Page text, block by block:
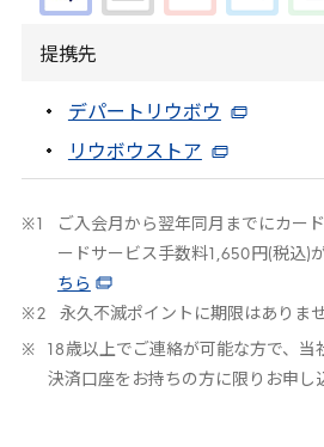
提携先
デパートリウボウ
リウボウストア
ご入会月から翌年同月までにカー
ードサービス手数料
,650 円(税込)
ちら
永久不滅ポイントに期限はありませ
18 歳以上でご連絡が可能な方で、当
決済口座をお持ちの方に限りお申し